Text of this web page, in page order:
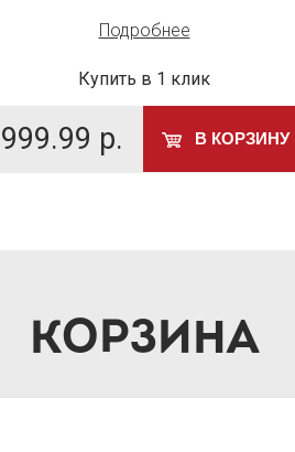
Подробнее
999.99 р. В КОРЗИНУ
Купить в 1 клик
КОРЗИНА